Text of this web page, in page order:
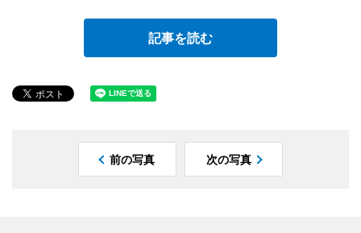
記事を読む
前の写真 次の写真